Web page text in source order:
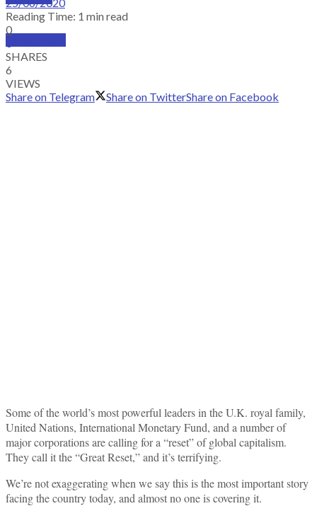
SUBSCRIBE
Reading Time: 1 min read
0
SHARES
6
VIEWS
Share on Telegram
Share on TwitterShare on Facebook
Some of the world’s most powerful leaders in the U.K. royal family,
United Nations, International Monetary Fund, and a number of
major corporations are calling for a “reset” of global capitalism.
They call it the “Great Reset,” and it’s terrifying.
We’re not exaggerating when we say this is the most important story
facing the country today, and almost no one is covering it.